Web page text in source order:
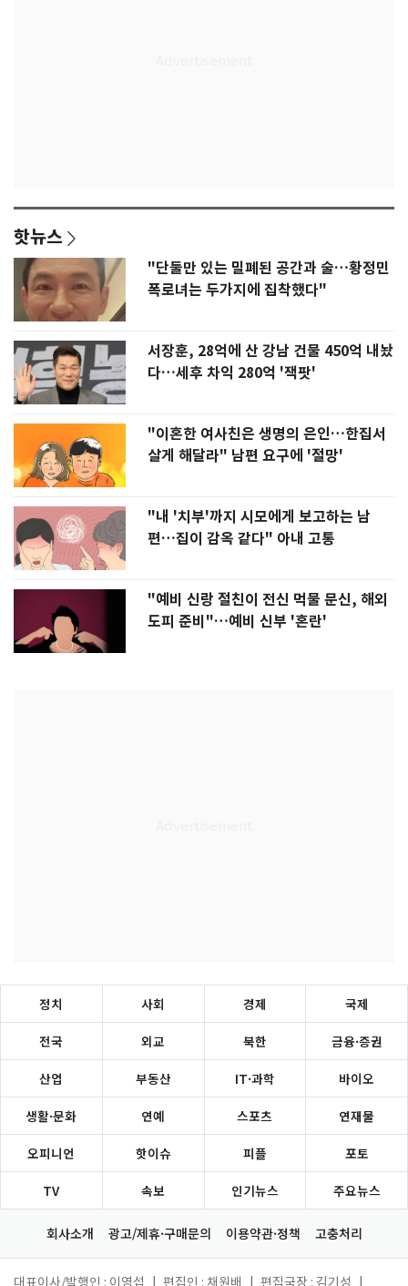
핫뉴스
"단둘만 있는 밀폐된 공간과 술…황정민
폭로녀는 두가지에 집착했다"
서장훈, 28억에 산 강남 건물 450억 내놨
다…세후 차익 280억 '잭팟'
"이혼한 여사친은 생명의 은인…한집서
살게 해달라" 남편 요구에 '절망'
"내 '치부'까지 시모에게 보고하는 남
편…집이 감옥 같다" 아내 고통
"예비 신랑 절친이 전신 먹물 문신, 해외
도피 준비"…예비 신부 '혼란'
정치 사회 경제 국제
전국 외교 북한 금융·증권
산업 부동산 IT·과학 바이오
생활·문화 연예 스포츠 연재물
오피니언 핫이슈 피플 포토
TV 속보 인기뉴스 주요뉴스
회사소개 광고/제휴·구매문의 이용약관·정책 고충처리
대표이사/발행인 : 이영섭 편집인 : 채원배 편집국장 : 김기성